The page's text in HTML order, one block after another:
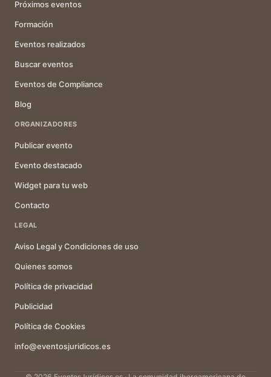
Próximos eventos
Formación
Eventos realizados
Buscar eventos
Eventos de Compliance
Blog
ORGANIZADORES
Publicar evento
Evento destacado
Widget para tu web
Contacto
LEGAL
Aviso Legal y Condiciones de uso
Quienes somos
Política de privacidad
Publicidad
Política de Cookies
info@eventosjuridicos.es